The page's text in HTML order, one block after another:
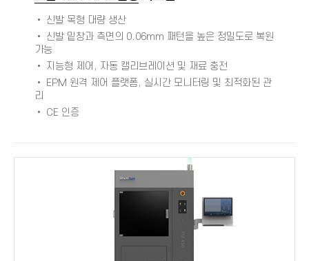
• 신발 목형 대량 생산
• 신발 밑창과 측면의 0.06mm 패턴을 높은 정밀도로 복원
가능
• 지능형 제어, 자동 캘리브레이션 및 재료 충전
•
EPM 원격 제어 플랫폼, 실시간 모니터링 및 최적화된 관
리
• CE 인증